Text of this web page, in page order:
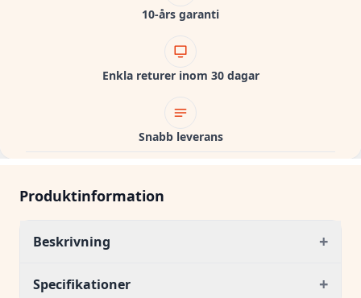
10-års garanti
Enkla returer inom 30 dagar
Snabb leverans
Produktinformation
Beskrivning +
Specifikationer +